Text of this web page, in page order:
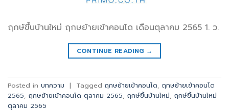
ฤกษ์ขึ้นบ้านใหม่ ฤกษย้ายเข้าคอนโด เดือนตุลาคม 2565 1. ว.
CONTINUE READING →
Posted in บทความ | Tagged ฤกษย้ายเข้าคอนโด, ฤกษย้ายเข้าคอนโด
2565, ฤกษย้ายเข้าคอนโด ตุลาคม 2565, ฤกษ์ขึ้นบ้านใหม่, ฤกษ์ขึ้นบ้านใหม่
ตุลาคม 2565